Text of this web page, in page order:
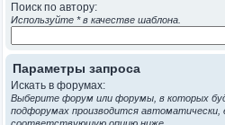
Поиск по автору:
Используйте * в качестве шаблона.
Параметры запроса
Искать в форумах:
Выберите форум или форумы, в которых
подфорумах производится автоматически,